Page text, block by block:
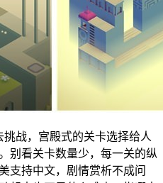
战，宫殿式的关卡选择给人
别看关卡数量少，每一关的纵
支持中文，剧情赏析不成问